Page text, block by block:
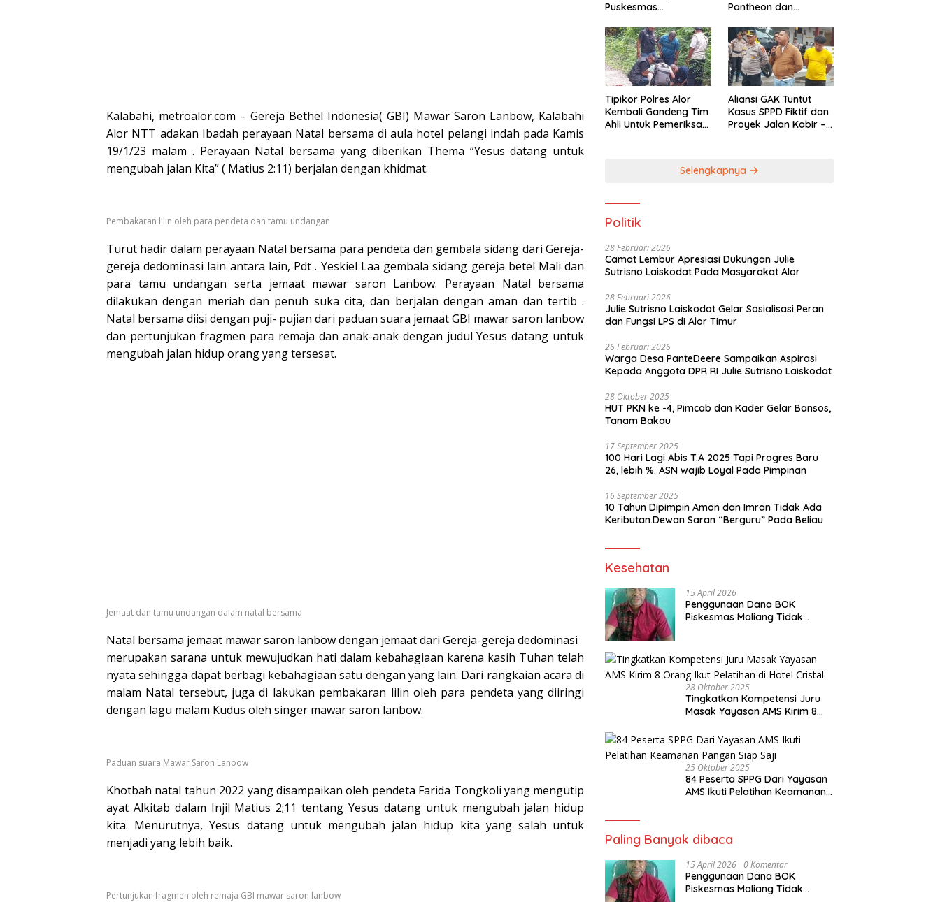
Kalabahi, metroalor.com – Gereja Bethel Indonesia( GBI) Mawar Saron Lanbow, Kalabahi
Alor NTT adakan Ibadah perayaan Natal bersama di aula hotel pelangi indah pada Kamis
19/1/23 malam . Perayaan Natal bersama yang diberikan Thema “Yesus datang untuk
mengubah jalan Kita” ( Matius 2:11) berjalan dengan khidmat.
Pembakaran lilin oleh para pendeta dan tamu undangan
Turut hadir dalam perayaan Natal bersama para pendeta dan gembala sidang dari Gereja-
gereja dedominasi lain antara lain, Pdt . Yeskiel Laa gembala sidang gereja betel Mali dan
para tamu undangan serta jemaat mawar saron Lanbow. Perayaan Natal bersama
dilakukan dengan meriah dan penuh suka cita, dan berjalan dengan aman dan tertib .
Natal bersama diisi dengan puji- pujian dari paduan suara jemaat GBI mawar saron lanbow
dan pertunjukan fragmen para remaja dan anak-anak dengan judul Yesus datang untuk
mengubah jalan hidup orang yang tersesat.
Jemaat dan tamu undangan dalam natal bersama
Natal bersama jemaat mawar saron lanbow dengan jemaat dari Gereja-gereja dedominasi
merupakan sarana untuk mewujudkan hati dalam kebahagiaan karena kasih Tuhan telah
nyata sehingga dapat berbagi kebahagiaan satu dengan yang lain. Dari rangkaian acara di
malam Natal tersebut, juga di lakukan pembakaran lilin oleh para pendeta yang diiringi
dengan lagu malam Kudus oleh singer mawar saron lanbow.
Paduan suara Mawar Saron Lanbow
Khotbah natal tahun 2022 yang disampaikan oleh pendeta Farida Tongkoli yang mengutip
ayat Alkitab dalam Injil Matius 2;11 tentang Yesus datang untuk mengubah jalan hidup
kita. Menurutnya, Yesus datang untuk mengubah jalan hidup kita yang salah untuk
menjadi yang lebih baik.
Pertunjukan fragmen oleh remaja GBI mawar saron lanbow
Puskesmas
Pantheon dan
Kreatif Terbatas( MBA
Tipikor Polres Alor
Kembali Gandeng Tim
Ahli Untuk Pemeriksa
Aliansi GAK Tuntut
Kasus SPPD Fiktif dan
Proyek Jalan Kabir –
Selengkapnya
Politik
28 Februari 2026
Camat Lembur Apresiasi Dukungan Julie
Sutrisno Laiskodat Pada Masyarakat Alor
28 Februari 2026
Julie Sutrisno Laiskodat Gelar Sosialisasi Peran
dan Fungsi LPS di Alor Timur
26 Februari 2026
Warga Desa PanteDeere Sampaikan Aspirasi
Kepada Anggota DPR RI Julie Sutrisno Laiskodat
28 Oktober 2025
HUT PKN ke -4, Pimcab dan Kader Gelar Bansos,
Tanam Bakau
17 September 2025
100 Hari Lagi Abis T.A 2025 Tapi Progres Baru
26, lebih %. ASN wajib Loyal Pada Pimpinan
16 September 2025
10 Tahun Dipimpin Amon dan Imran Tidak Ada
Keributan.Dewan Saran “Berguru” Pada Beliau
Kesehatan
15 April 2026
Penggunaan Dana BOK
Piskesmas Maliang Tidak
28 Oktober 2025
Tingkatkan Kompetensi Juru
Masak Yayasan AMS Kirim 8
Cristal
25 Oktober 2025
84 Peserta SPPG Dari Yayasan
AMS Ikuti Pelatihan Keamanan
Paling Banyak dibaca
15 April 2026 0 Komentar
Penggunaan Dana BOK
Piskesmas Maliang Tidak